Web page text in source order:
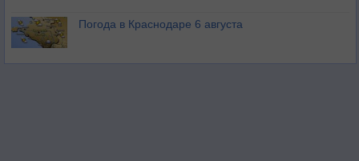
Погода в Краснодаре 6 августа